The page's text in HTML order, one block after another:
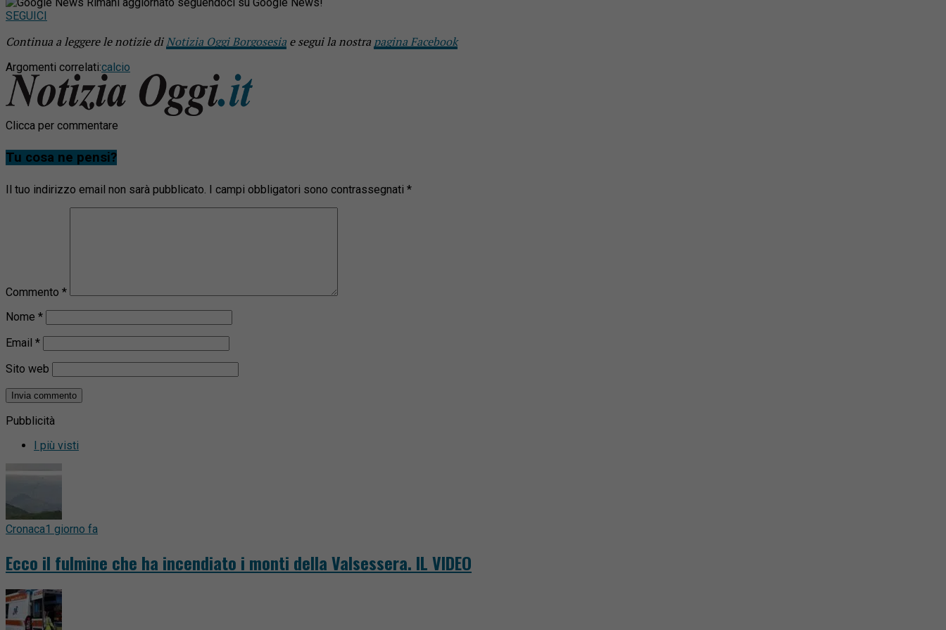
Rimani aggiornato seguendoci su Google News!
SEGUICI
Continua a leggere le notizie diNotizia Oggi Borgosesia e segui la nostra pagina Facebook
Argomenti correlati:calcio
Clicca per commentare
Tu cosa ne pensi?
Il tuo indirizzo email non sarà pubblicato. I campi obbligatori sono contrassegnati *
Commento *
Nome *
Email *
Sito web
Pubblicità
I più visti
Cronaca1 giorno fa
Ecco il fulmine che ha incendiato i monti della Valsessera. IL VIDEO